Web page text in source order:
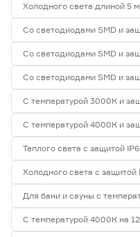
Холодного света длиной 5
Со светодиодами SMD и
Со светодиодами SMD и
Со светодиодами SMD и
С температурой 3000К и
С температурой 4000К и
Теплого света с защитой
Холодного света с защитой
Для бани и сауны с
С температурой 4000К на